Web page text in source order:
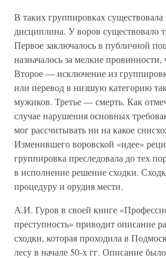
В таких группировках
дисциплина. У воров существовало
Первое заключалось в публичной
назначалось за мелкие
Второе — исключение из
или перевод в низшую категорию
мужиков. Третье — смерть. Как
случае нарушения основных
мог рассчитывать ни на какое
Изменившего воровской «идее»
группировка преследовала до тех
в исполнение решение сходки.
процедуру и орудия мести.
А.И. Гуров в своей книге
преступность» приводит описание
сходки, которая проходила в
лесу в начале 50-х гг. Описание